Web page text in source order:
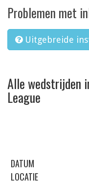
Problemen met
Uitgebreide
Alle wedstrijden
League
DATUM
LOCATIE